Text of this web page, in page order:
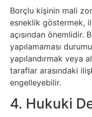
Komedi
Kültür
Sanat
Metaverse
Mobil
Borçlu kişinin mali
esneklik göstermek,
açısından önemlidir.
yapılamaması
yapılandırmak veya
taraflar arasındaki
engelleyebilir.
4. Hukuki